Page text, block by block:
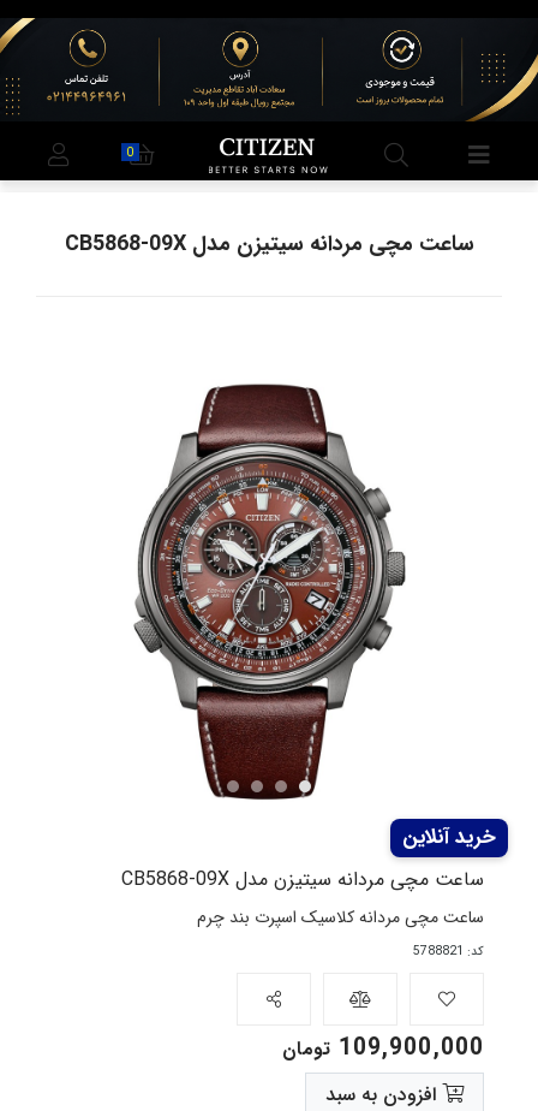
ساعت مچی مردانه سیتیزن مدل CB5868-09X
ساعت مچی مردانه سیتیزن مدل CB5868-09X
ساعت مچی مردانه کلاسیک اسپرت بند چرم
کد: 5788821
109,900,000 تومان
افزودن به سبد
0